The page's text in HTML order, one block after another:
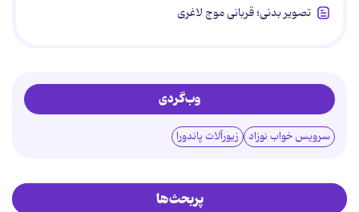
تصویر بدنی؛ قربانی موج لاغری
وب‌گردی
سرویس خواب نوزاد زیورآلات پاندورا
پربحث‌ها